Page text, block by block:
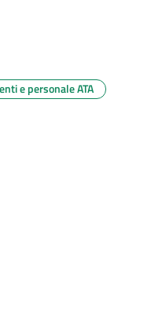
e personale ATA